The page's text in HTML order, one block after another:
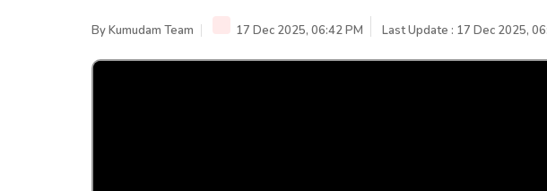
ByKumudam Team 17 Dec 2025, 06:42 PM Last Update : 17 Dec 2025,